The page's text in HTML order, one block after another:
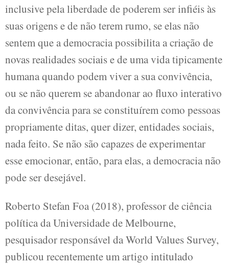
inclusive pela liberdade de poderem ser infiéis às
suas origens e de não terem rumo, se elas não
sentem que a democracia possibilita a criação de
novas realidades sociais e de uma vida tipicamente
humana quando podem viver a sua convivência,
ou se não querem se abandonar ao fluxo interativo
da convivência para se constituírem como pessoas
propriamente ditas, quer dizer, entidades sociais,
nada feito. Se não são capazes de experimentar
esse emocionar, então, para elas, a democracia não
pode ser desejável.
Roberto Stefan Foa (2018), professor de ciência
política da Universidade de Melbourne,
pesquisador responsável da World Values Survey,
publicou recentemente um artigo intitulado